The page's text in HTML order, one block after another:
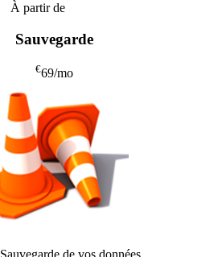
À partir de
Sauvegarde
€69/mo
Sauvegarde de vos données